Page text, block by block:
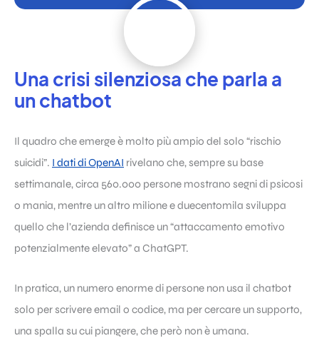
Una crisi silenziosa che parla a
un chatbot
Il quadro che emerge è molto più ampio del solo “rischio
suicidi”. I dati di OpenAI rivelano che, sempre su base
settimanale, circa 560.000 persone mostrano segni di psicosi
o mania, mentre un altro milione e duecentomila sviluppa
quello che l’azienda definisce un “attaccamento emotivo
potenzialmente elevato” a ChatGPT.
In pratica, un numero enorme di persone non usa il chatbot
solo per scrivere email o codice, ma per cercare un supporto,
una spalla su cui piangere, che però non è umana.